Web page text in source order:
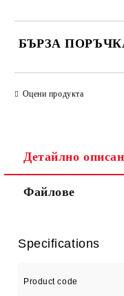
БЪРЗА
Ние ще се свържем с
Оцени продукта
Детайлно
Файлове
Specifications
Product code